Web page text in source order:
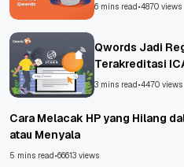
6 mins read•4870 views
Qwords Jadi
Terakreditasi
Untungnya?
3 mins read•4470 views
Cara Melacak HP yang Hilang
atau Menyala
5 mins read•66613 views